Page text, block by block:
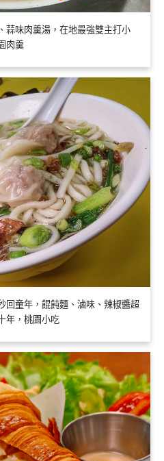
蒜味肉羹湯，在地最強雙主打小
肉羹
回童年，餛飩麵、滷味、辣椒醬超
年，桃園小吃